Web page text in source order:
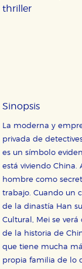
thriller
Sinopsis
La moderna y
privada de
es un símbolo
está viviendo China.
hombre como
trabajo. Cuando un
de la dinastía Han
Cultural, Mei se
de la historia de
que tiene mucha
propia familia de lo